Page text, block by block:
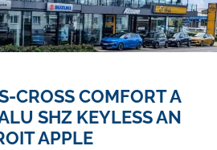
CROSS COMFORT A
SHZ KEYLESS AN
APPLE